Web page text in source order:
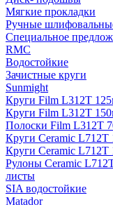
Мягкие прокладки
Ручные
Специальное
RMC
Водостойкие
Зачистные круги
Sunmight
Круги Film L312T
Круги Film L312T
Полоски Film L312T
Круги Ceramic
Круги Ceramic
Рулоны Ceramic
листы
SIA водостойкие
Matador